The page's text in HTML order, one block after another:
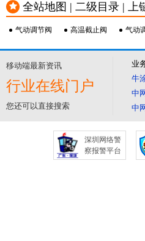
全站地图 | 二级目录 | 上
气动调节阀 高温截止阀 气动
移动端最新资讯
行业在线门户
您还可以直接搜索
业
牛
中
中
深圳网络警
察报警平台